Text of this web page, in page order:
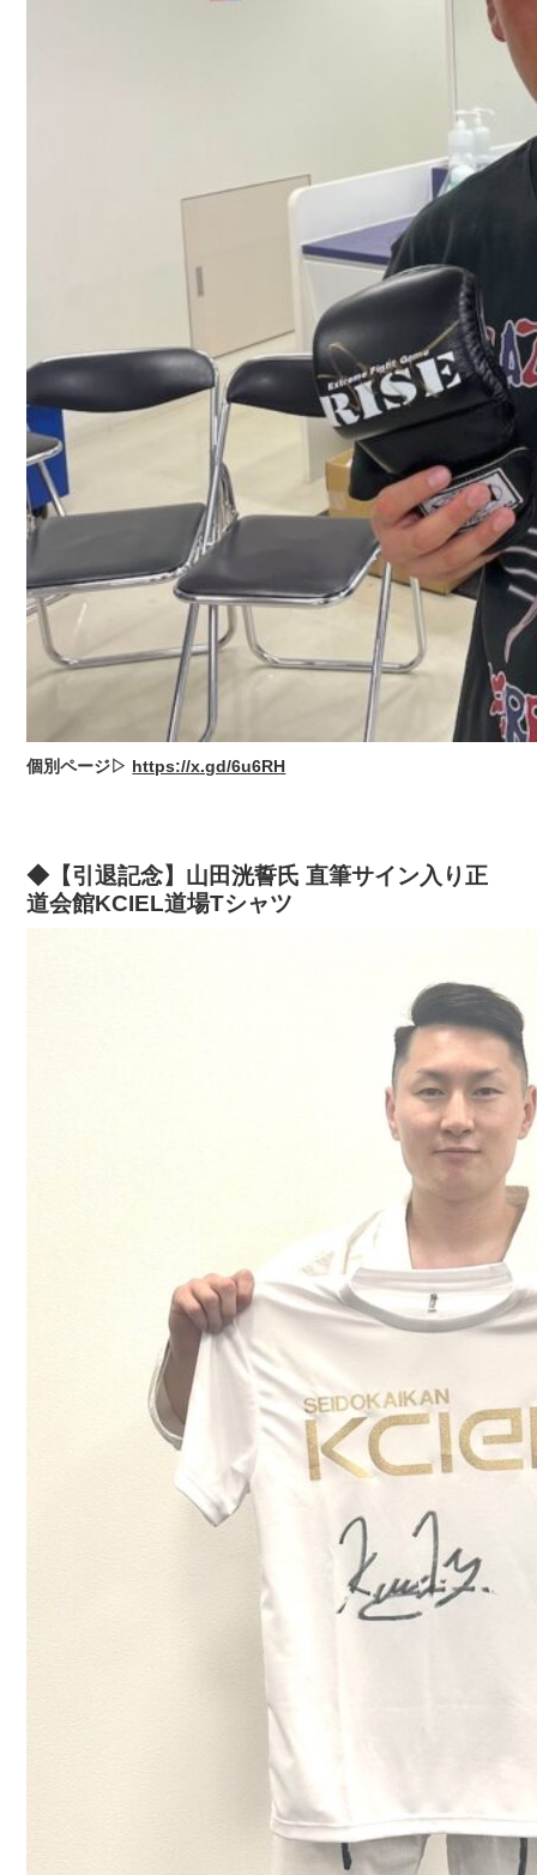
個別ページ▷ https://x.gd/6u6RH
◆【引退記念】山田洸誓氏 直筆サイン入り正
道会館KCIEL道場Tシャツ